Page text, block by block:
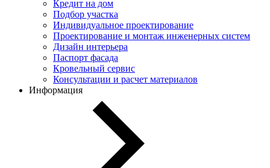
Кредит на дом
Подбор участка
Индивидуальное проектирование
Проектирование и монтаж инженерных систем
Дизайн интерьера
Паспорт фасада
Кровельный сервис
Консультации и расчет материалов
Информация